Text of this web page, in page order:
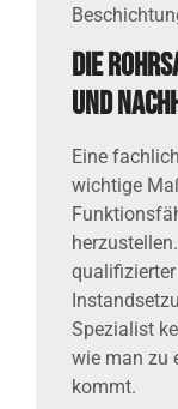
Die
und
Eine
wichtige
Spezialist
wie man zu
kommt.